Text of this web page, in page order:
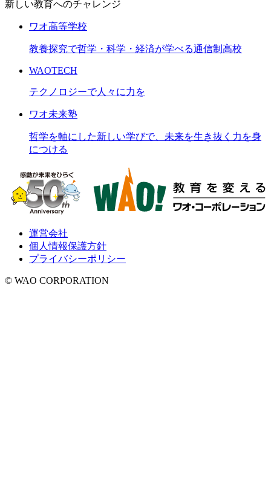
新しい教育へのチャレンジ
ワオ高等学校
教養探究で哲学・科学・経済が学べる通信制高校
WAOTECH
テクノロジーで人々に力を
ワオ未来塾
哲学を軸にした新しい学びで、未来を生き抜く力を身
につける
運営会社
個人情報保護方針
プライバシーポリシー
© WAO CORPORATION